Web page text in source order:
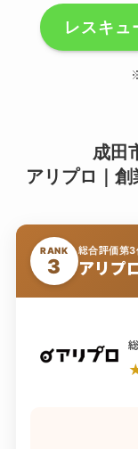
レスキュ
成田
アリプロ｜
RANK
3
総合評価第3
アリプ